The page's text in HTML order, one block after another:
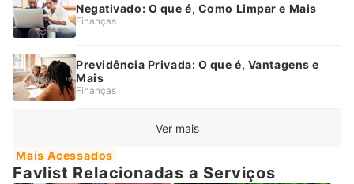
Negativado: O que é, Como Limpar e Mais
Finanças
Previdência Privada: O que é, Vantagens e
Mais
Finanças
Ver mais
Mais Acessados
Favlist Relacionadas a Serviços